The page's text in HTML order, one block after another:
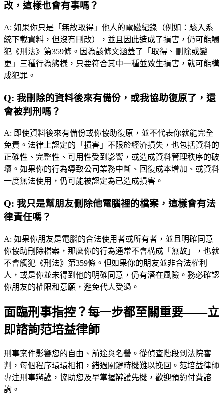
改，這樣也會有事嗎？
A: 如果你只是「無故取得」他人的電磁紀錄（例如：駭入系
統下載資料，但沒有刪改），並且因此造成了損害，仍可能觸
犯《刑法》第359條。因為該條文涵蓋了「取得、刪除或變
更」三種行為態樣，只要符合其中一種並致生損害，就可能構
成犯罪。
Q: 我刪除的資料後來有備份，或我協助復原了，還
會被判刑嗎？
A: 即使資料後來有備份或你協助復原，並不代表你就能完全
免責。法律上認定的「損害」不限於經濟損失，也包括資料的
正確性、完整性、可用性受到影響，或造成資料管理秩序的破
壞。如果你的行為導致公司業務中斷、回復成本增加、或資料
一度無法使用，仍可能被認定為已造成損害。
Q: 我只是幫朋友刪除他電腦裡的檔案，這樣會有法
律責任嗎？
A: 如果你朋友是電腦的合法使用者或所有者，並且明確同意
你協助刪除檔案，那麼你的行為通常不會構成「無故」，也就
不會觸犯《刑法》第359條。但如果你的朋友並非合法權利
人，或是你並未得到他的明確同意，仍有潛在風險。務必確認
你朋友的權限和意願，避免代人受過。
面臨刑事指控？每一步都至關重要——立
即諮詢范培益律師
刑事案件影響您的自由、前途與名譽。從偵查階段到法院審
判，每個程序環環相扣，錯過關鍵時機難以挽回。 范培益律師
專注刑事辯護，協助您及早掌握辯護先機，歡迎預約付費諮
詢。